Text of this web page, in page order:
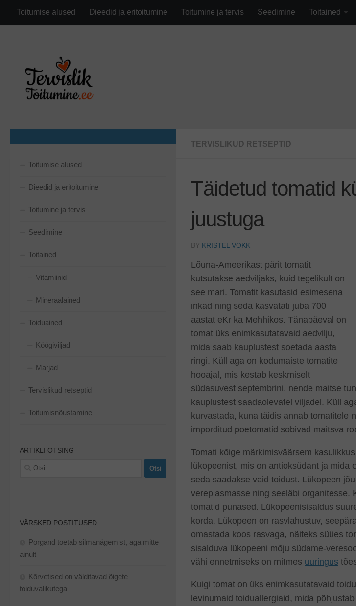
Skip to content
Toitumise alused Dieedid ja eritoitumine Toitumine ja tervis Seedimine Toitained
TERVISLIKUD RETSEPTID
Täidetud tomatid
juustuga
BY KRISTEL VOKK
Lõuna-Ameerikast pärit tomatit
kutsutakse aedviljaks, kuid tegelikult on
see mari. Tomatit kasutasid esimesena
inkad ning seda kasvatati juba 700
aastat eKr ka Mehhikos. Tänapäeval on
tomat üks enimkasutatavaid aedvilju,
mida saab kauplustest soetada aasta
ringi. Küll aga on kodumaiste tomatite
hooajal, mis kestab keskmiselt
südasuvest septembrini, nende maitse
kauplustest saadaolevatel viljadel. Küll
kurvastada, kuna täidis annab tomatitele
imporditud poetomatid sobivad maitsva
Tomati kõige märkimisväärsem
lükopeenist, mis on antioksüdant ja mida
seda saadakse vaid toidust. Lükopeen
vereplasmasse ning seeläbi organitesse.
tomatid punased. Lükopeenisisaldus
korda. Lükopeen on rasvlahustuv,
omastada koos rasvaga, näiteks süües
sisalduva lükopeeni mõju südame-
vähi ennetmiseks on mitmes uuringus
Kuigi tomat on üks enimkasutatavaid
levinumaid toiduallergiaid, mida
Toitumise alused
Dieedid ja eritoitumine
Toitumine ja tervis
Seedimine
Toitained
Vitamiinid
Mineraalained
Toiduained
Köögiviljad
Marjad
Tervislikud retseptid
Toitumisnõustamine
ARTIKLI OTSING
VÄRSKED POSTITUSED
Porgand toetab silmanägemist, aga mitte
ainult
Kõrvetised on välditavad õigete
toiduvalikutega